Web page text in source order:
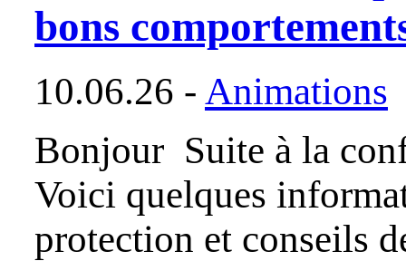
bons
10.06.26 - Animations
Bonjour Suite à la
Voici quelques
protection et conseils